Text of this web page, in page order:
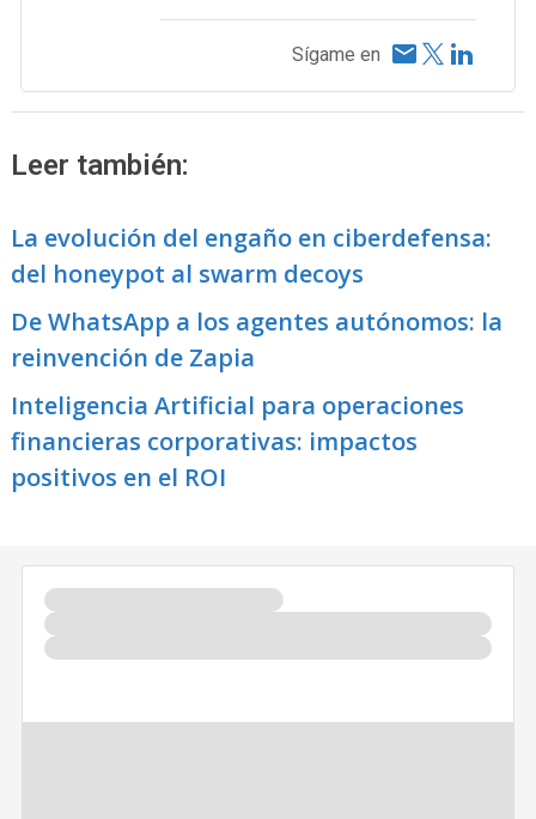
Sígame en
Leer también:
La evolución del engaño en ciberdefensa:
del honeypot al swarm decoys
De WhatsApp a los agentes autónomos: la
reinvención de Zapia
Inteligencia Artificial para operaciones
financieras corporativas: impactos
positivos en el ROI